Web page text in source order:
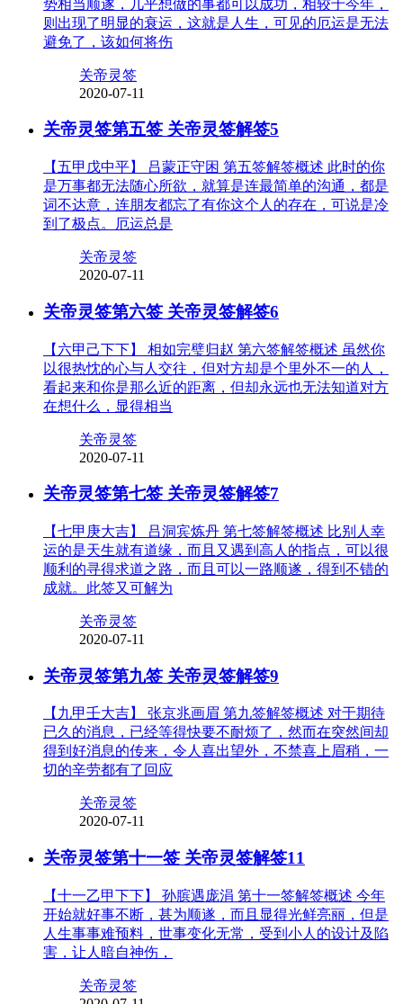
势相当顺遂，几乎想做的事都可以成功，相较于今年，
则出现了明显的衰运，这就是人生，可见的厄运是无法
避免了，该如何将伤
关帝灵签
2020-07-11
关帝灵签第五签 关帝灵签解签5
【五甲戊中平】 吕蒙正守困 第五签解签概述 此时的你
是万事都无法随心所欲，就算是连最简单的沟通，都是
词不达意，连朋友都忘了有你这个人的存在，可说是冷
到了极点。厄运总是
关帝灵签
2020-07-11
关帝灵签第六签 关帝灵签解签6
【六甲己下下】 相如完璧归赵 第六签解签概述 虽然你
以很热忱的心与人交往，但对方却是个里外不一的人，
看起来和你是那么近的距离，但却永远也无法知道对方
在想什么，显得相当
关帝灵签
2020-07-11
关帝灵签第七签 关帝灵签解签7
【七甲庚大吉】 吕洞宾炼丹 第七签解签概述 比别人幸
运的是天生就有道缘，而且又遇到高人的指点，可以很
顺利的寻得求道之路，而且可以一路顺遂，得到不错的
成就。此签又可解为
关帝灵签
2020-07-11
关帝灵签第九签 关帝灵签解签9
【九甲壬大吉】 张京兆画眉 第九签解签概述 对于期待
已久的消息，已经等得快要不耐烦了，然而在突然间却
得到好消息的传来，令人喜出望外，不禁喜上眉稍，一
切的辛劳都有了回应
关帝灵签
2020-07-11
关帝灵签第十一签 关帝灵签解签11
【十一乙甲下下】 孙膑遇庞涓 第十一签解签概述 今年
开始就好事不断，甚为顺遂，而且显得光鲜亮丽，但是
人生事事难预料，世事变化无常，受到小人的设计及陷
害，让人暗自神伤，
关帝灵签